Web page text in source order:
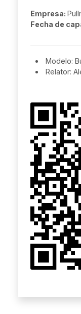
Empresa:
Fecha de
Modelo:
Relator: